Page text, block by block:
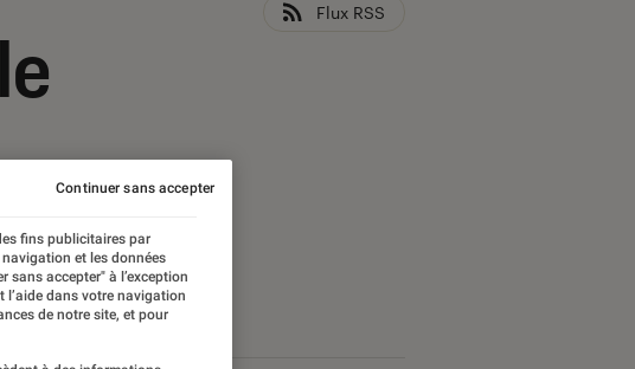
Flux RSS
fins publicitaires par
et les données
sans accepter" à l’exception
l’aide dans votre navigation
de notre site, et pour
Continuer sans accepter